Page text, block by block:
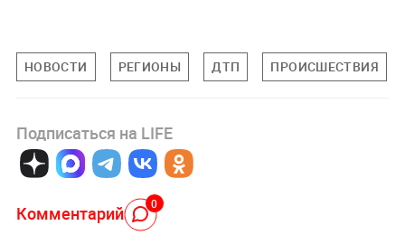
НОВОСТИ РЕГИОНЫ ДТП ПРОИСШЕСТВИЯ
Подписаться на LIFE
Комментарий 0